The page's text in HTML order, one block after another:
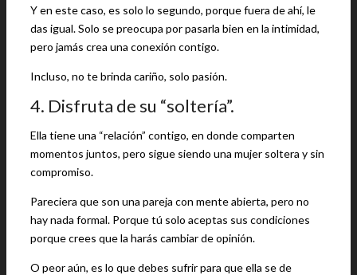
Y en este caso, es solo lo segundo, porque fuera de ahí, le
das igual. Solo se preocupa por pasarla bien en la intimidad,
pero jamás crea una conexión contigo.
Incluso, no te brinda cariño, solo pasión.
4. Disfruta de su “soltería”.
Ella tiene una “relación” contigo, en donde comparten
momentos juntos, pero sigue siendo una mujer soltera y sin
compromiso.
Pareciera que son una pareja con mente abierta, pero no
hay nada formal. Porque tú solo aceptas sus condiciones
porque crees que la harás cambiar de opinión.
O peor aún, es lo que debes sufrir para que ella se de